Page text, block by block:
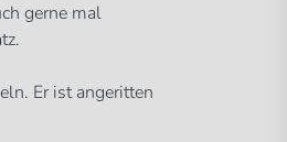
gerne mal
Er ist angeritten